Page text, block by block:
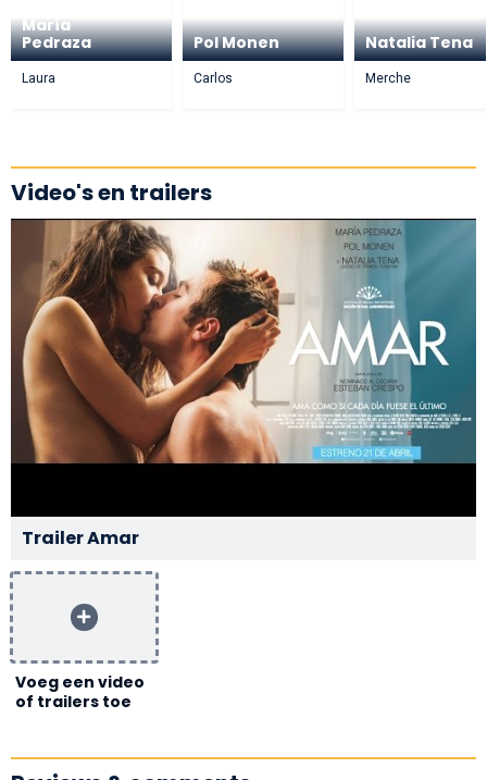
María
Pedraza
Laura
Pol Monen
Carlos
Natalia Tena
Merche
Video's en trailers
Trailer Amar
Voeg een video
of trailers toe